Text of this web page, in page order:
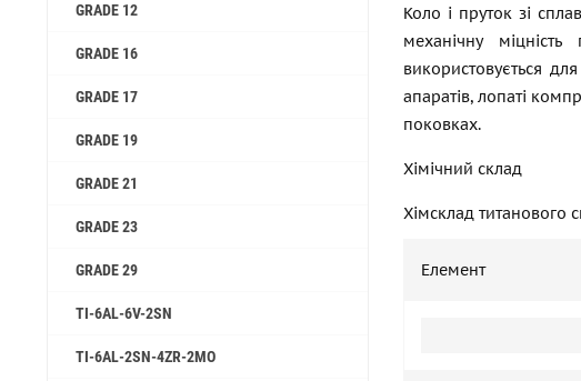
GRADE 12
GRADE 16
GRADE 17
GRADE 19
GRADE 21
GRADE 23
GRADE 29
TI-6AL-6V-2SN
TI-6AL-2SN-4ZR-2MO
Коло і пруток зі
механічну
використовується
апаратів, лопаті
поковках.
Хімічний склад
Хімсклад титанового
Елемент